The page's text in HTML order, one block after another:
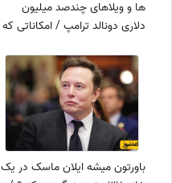
ها و ویلاهای چندصد میلیون
دلاری دونالد ترامپ / امکاناتی که
پنت هاوس طلا تا کلبه کنار
دریاچه + عکس
باورتون میشه ایلان ماسک در یک